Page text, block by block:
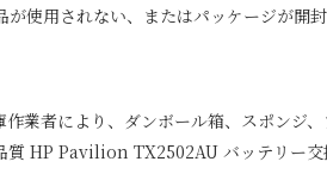
使用されない、またはパッケージが開
業者により、ダンボール箱、スポンジ
質 HP Pavilion TX2502AU バッテリー交